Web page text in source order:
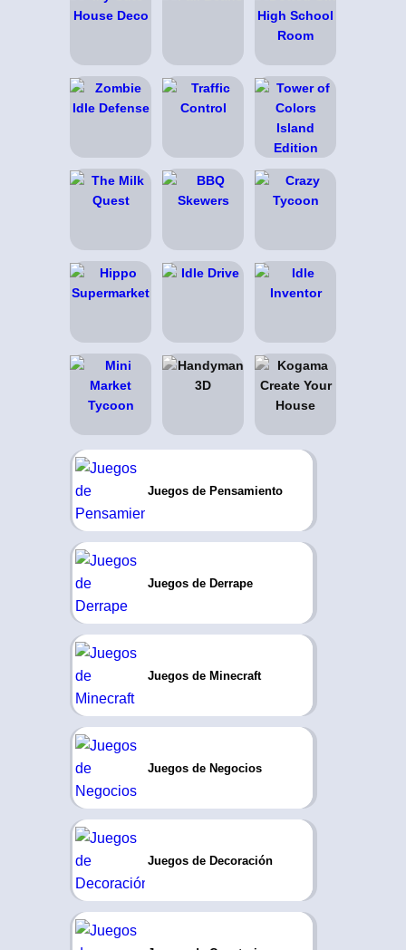
Juegos de Pensamiento
Juegos de Derrape
Juegos de Minecraft
Juegos de Negocios
Juegos de Decoración